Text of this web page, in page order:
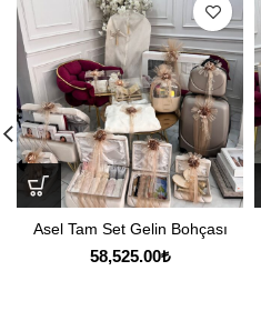
Asel Tam Set Gelin Bohçası
58,525.00₺